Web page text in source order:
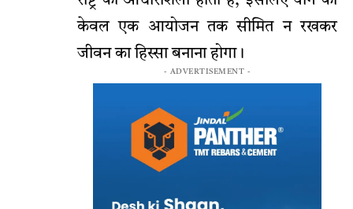
केवल एक आयोजन तक सीमित न रखकर
जीवन का हिस्सा बनाना होगा।
- ADVERTISEMENT -